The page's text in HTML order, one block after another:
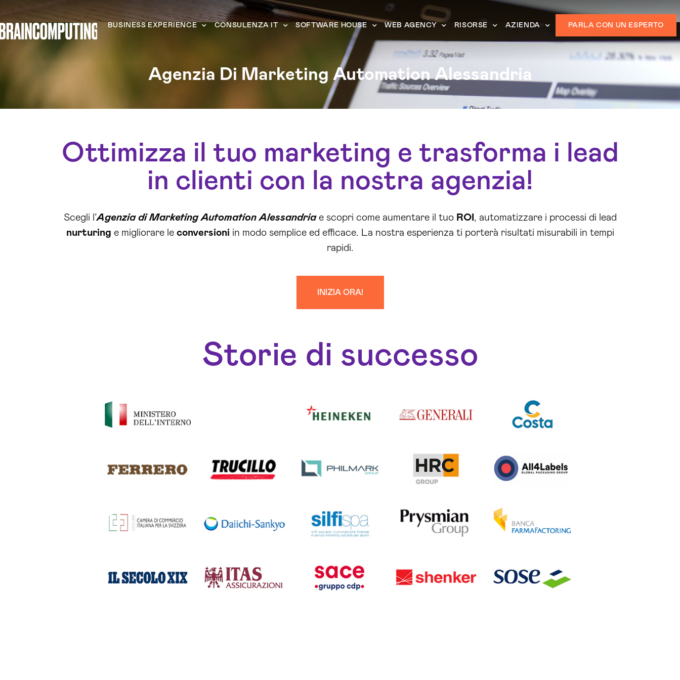
BUSINESS EXPERIENCE CONSULENZA IT SOFTWARE HOUSE WEB AGENCY RISORSE AZIENDA PARLA CON UN ESPERTO
Agenzia Di Marketing Automation Alessandria
Ottimizza il tuo marketing e trasforma i lead
in clienti con la nostra agenzia!
Scegli l’Agenzia di Marketing Automation Alessandriae scopri come aumentare il tuo ROI , automatizzare i processi di lead
nurturing e migliorare le conversioni in modo semplice ed efficace. La nostra esperienza ti porterà risultati misurabili in tempi
rapidi.
INIZIA ORA!
Storie di successo